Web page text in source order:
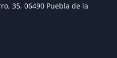
35, 06490 Puebla de la